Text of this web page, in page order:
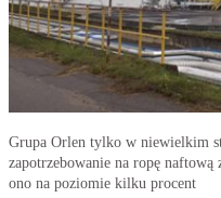
Grupa Orlen tylko w niewielkim
zapotrzebowanie na ropę naftową
ono na poziomie kilku procent